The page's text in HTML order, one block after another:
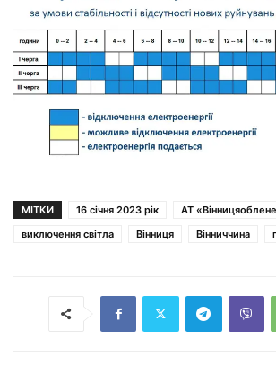
МІТКИ 16 січня 2023 рік
АТ
виключення світла
Вінниця Вінниччина